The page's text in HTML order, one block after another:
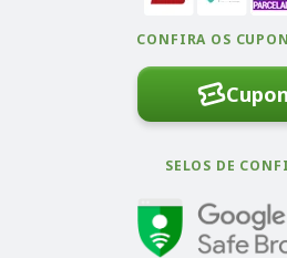
CONFIRA OS
SELOS DE